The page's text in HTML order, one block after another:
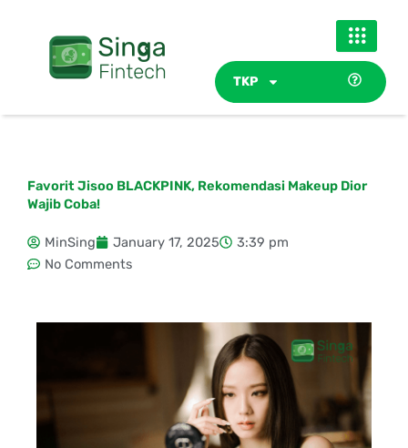
TKP
Favorit Jisoo BLACKPINK, Rekomendasi Makeup Dior
Wajib Coba!
MinSing January 17, 2025
3:39 pm
No Comments